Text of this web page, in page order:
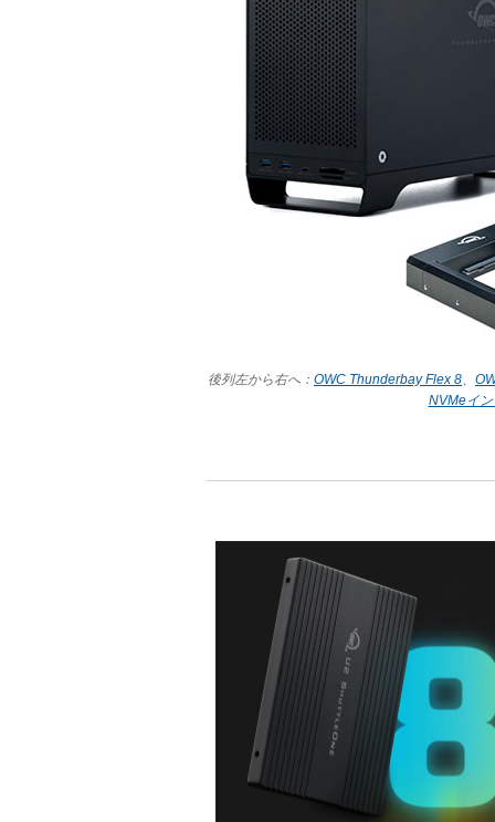
後列左から右へ： OWC Thunderbay Flex 8、
NVMeイ